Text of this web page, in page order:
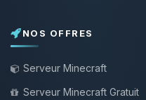
NOS OFFRES
Serveur Minecraft
Serveur Minecraft Gratuit